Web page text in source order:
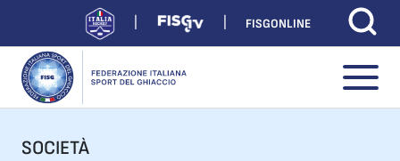
FISGONLINE
SOCIETÀ